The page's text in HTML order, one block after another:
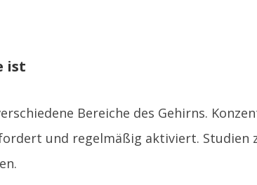
ist
Bereiche des Gehirns.
und regelmäßig aktiviert. Studien